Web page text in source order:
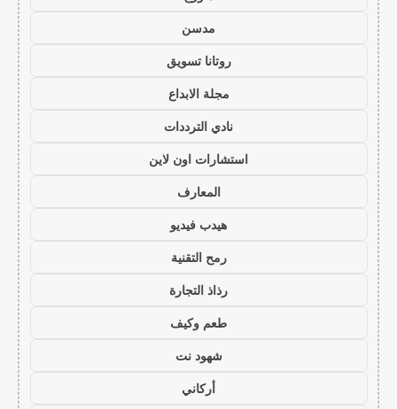
مدسن
روتانا تسويق
مجلة الابداع
نادي الترددات
استشارات اون لاين
المعارف
هيدب فيديو
رمح التقنية
رذاذ التجارة
طعم وكيف
شهود نت
أركاني